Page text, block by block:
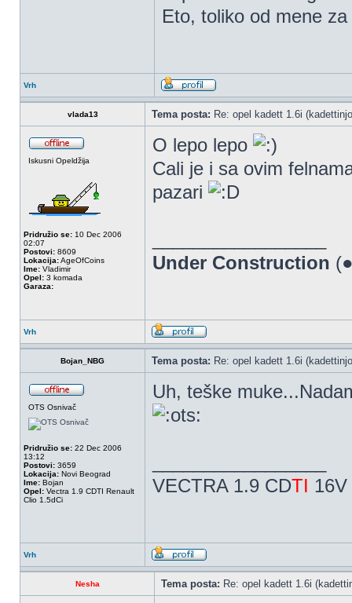
Eto, toliko od mene
Vrh
vlada13 Tema posta: Re: opel kadett 1.6i
Iskusni Opeldžija
Pridružio se: 10 Dec 2006
02:07
Postovi: 8609
Lokacija:AgeOfCoins
Ime: Vladimir
Opel: 3 komada
Garaza:
O lepo lepo
Cali je i sa ovim
pazari
Under Construction
Vrh
Bojan_NBG Tema posta: Re: opel kadett 1.6i
OTS Osnivač
Pridružio se: 22 Dec 2006
13:12
Postovi: 3659
Lokacija: Novi Beograd
Ime: Bojan
Opel: Vectra 1.9 CDTI Renault
Clio 1.5dCi
Uh, teške
VECTRA 1.9 CDTI
Vrh
Nesha Tema posta: Re: opel kadett 1.6i